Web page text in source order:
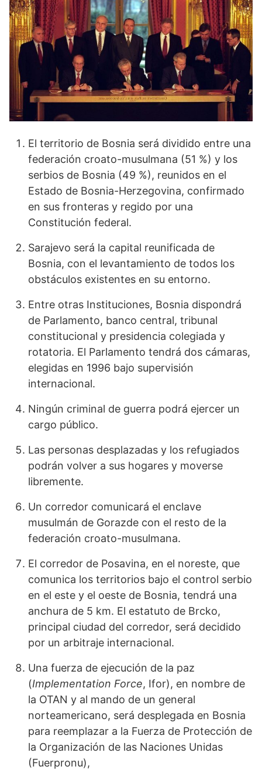
El territorio de Bosnia será dividido entre una
federación croato-musulmana (51 %) y los
serbios de Bosnia (49 %), reunidos en el
Estado de Bosnia-Herzegovina, confirmado
en sus fronteras y regido por una
Constitución federal.
Sarajevo será la capital reunificada de
Bosnia, con el levantamiento de todos los
obstáculos existentes en su entorno.
Entre otras Instituciones, Bosnia dispondrá
de Parlamento, banco central, tribunal
constitucional y presidencia colegiada y
rotatoria. El Parlamento tendrá dos cámaras,
elegidas en 1996 bajo supervisión
internacional.
Ningún criminal de guerra podrá ejercer un
cargo público.
Las personas desplazadas y los refugiados
podrán volver a sus hogares y moverse
libremente.
Un corredor comunicará el enclave
musulmán de Gorazde con el resto de la
federación croato-musulmana.
El corredor de Posavina, en el noreste, que
comunica los territorios bajo el control serbio
en el este y el oeste de Bosnia, tendrá una
anchura de 5 km. El estatuto de Brcko,
principal ciudad del corredor, será decidido
por un arbitraje internacional.
Una fuerza de ejecución de la paz
(Implementation Force, Ifor), en nom­bre de
la OTAN y al mando de un general
norteamericano, será desple­gada en Bosnia
para reemplazar a la Fuerza de Protección de
la Organi­zación de las Naciones Unidas
(Fuerpronu),